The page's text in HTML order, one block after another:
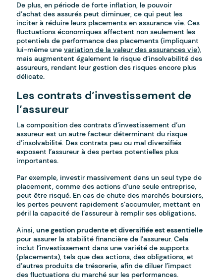
De plus, en période de forte inflation, le pouvoir
d’achat des assurés peut diminuer, ce qui peut les
inciter à réduire leurs placements en assurance vie. Ces
fluctuations économiques affectent non seulement les
potentiels de performance des placements (impliquant
lui-même unevariation de la valeur des assurances vie),
mais augmentent également le risque d’insolvabilité des
assureurs, rendant leur gestion des risques encore plus
délicate.
Les contrats d’investissement de
l’assureur
La composition des contrats d’investissement d’un
assureur est un autre facteur déterminant du risque
d’insolvabilité. Des contrats peu ou mal diversifiés
exposent l’assureur à des pertes potentielles plus
importantes.
Par exemple, investir massivement dans un seul type de
placement, comme des actions d’une seule entreprise,
peut être risqué. En cas de chute des marchés boursiers,
les pertes peuvent rapidement s’accumuler, mettant en
péril la capacité de l’assureur à remplir ses obligations.
Ainsi,une gestion prudente et diversifiée est essentielle
pour assurer la stabilité financière de l’assureur. Cela
inclut l’investissement dans une variété de supports
(placements), tels que des actions, des obligations, et
d’autres produits de trésorerie, afin de diluer l’impact
des fluctuations du marché sur les performances.